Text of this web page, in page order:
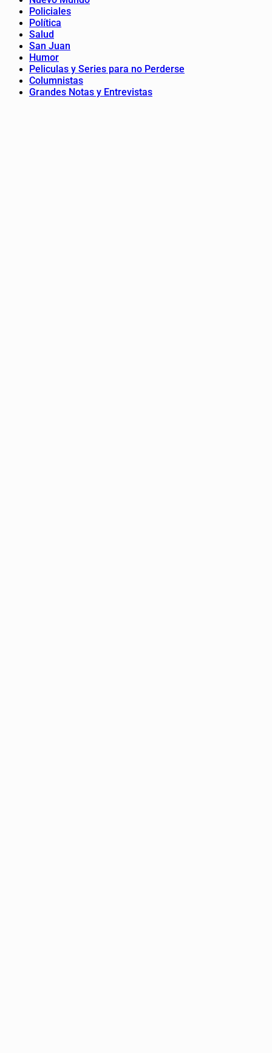
Policiales
Política
Salud
San Juan
Humor
Peliculas y Series para no Perderse
Columnistas
Grandes Notas y Entrevistas